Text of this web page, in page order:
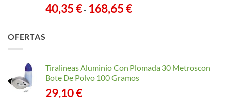
40,35€- 168,65€Rango
168,65 €
OFERTAS
Tiralineas Aluminio Con Plomada 30 Metroscon
Bote De Polvo 100 Gramos
29,10€